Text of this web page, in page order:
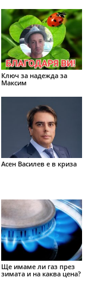
Ключ за надежда за
Максим
Асен Василев е в криза
Ще имаме ли газ през
зимата и на каква цена?